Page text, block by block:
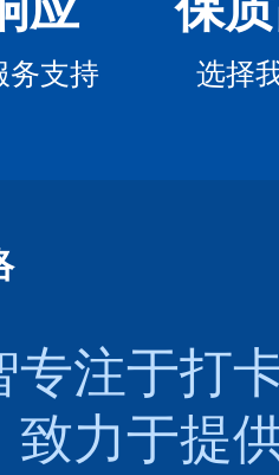
务支持 选择
专注于打
致力于提